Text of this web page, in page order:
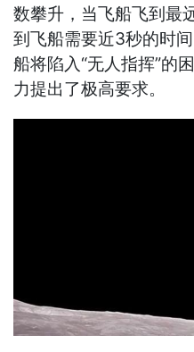
数攀升，当飞船飞到最
到飞船需要近3秒的时
船将陷入“无人指挥”的
力提出了极高要求。